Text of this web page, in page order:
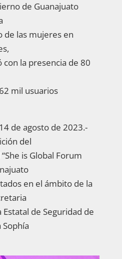
de Guanajuato
de las mujeres en
la presencia de 80
mil usuarios
de agosto de 2023.-
del
is Global Forum
en el ámbito de la
de Seguridad de